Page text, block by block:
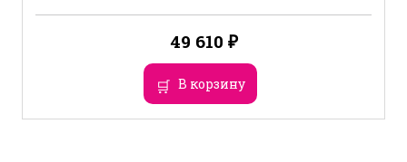
49 610 ₽
В корзину